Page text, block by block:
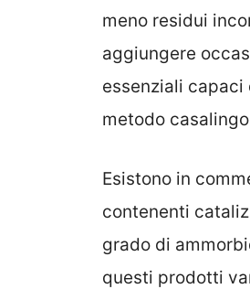
meno residui
aggiungere
essenziali capaci
metodo
Esistono in
contenenti
grado di
questi prodotti